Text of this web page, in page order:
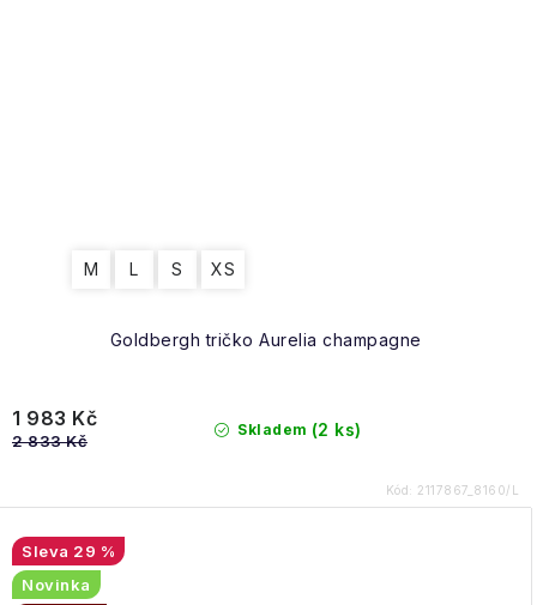
Goldbergh tričko Aurelia champagne
M L S XS
Skladem (2 ks)
1 983 Kč
2 833 Kč
Kód: 2117867_8160/L
29 %
Novinka